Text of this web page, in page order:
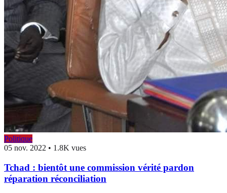
Politique
05 nov. 2022 • 1.8K vues
Tchad : bientôt une commission vérité pardon
réparation réconciliation